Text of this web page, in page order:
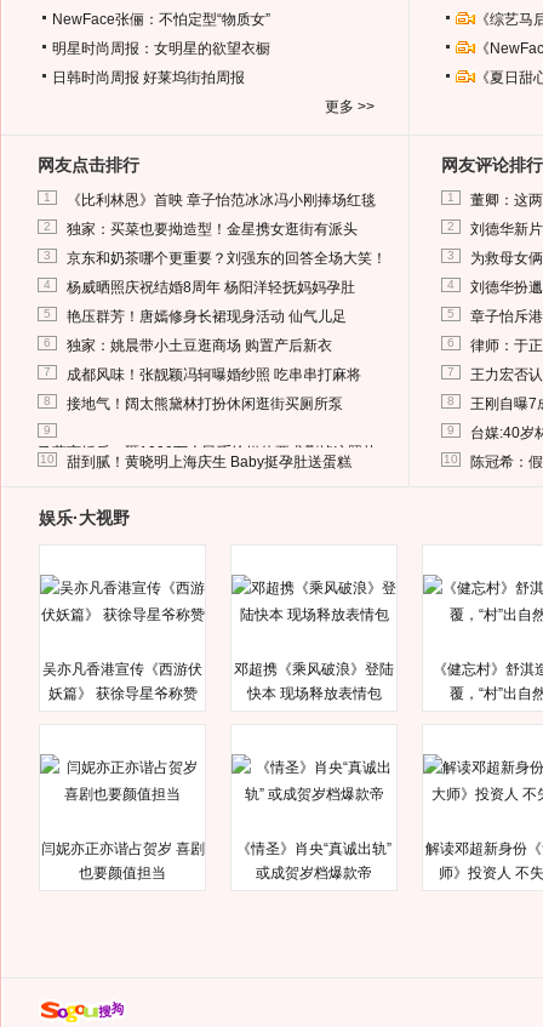
NewFace张俪：不怕定型“物质女”
明星时尚周报：女明星的欲望衣橱
日韩时尚周报 好莱坞街拍周报
更多 >>
《综艺
《
《夏日
网友点击排行
1 《比利林恩》首映 章子怡范冰冰冯小刚捧场红毯
2 独家：买菜也要拗造型！金星携女逛街有派头
3 京东和奶茶哪个更重要？刘强东的回答全场大笑！
4 杨威晒照庆祝结婚8周年 杨阳洋轻抚妈妈孕肚
5 艳压群芳！唐嫣修身长裙现身活动 仙气儿足
6 独家：姚晨带小土豆逛商场 购置产后新衣
7 成都风味！张靓颖冯轲曝婚纱照 吃串串打麻将
8 接地气！阔太熊黛林打扮休闲逛街买厕所泵
9
马蓉离婚后，砸1000万人民币给媒体要求删掉这照片
10 甜到腻！黄晓明上海庆生 Baby挺孕肚送蛋糕
网友评论排行
1 董卿：这
2 刘德华新
3 为救母女
4 刘德华扮
5 章子怡斥
6 律师：于
7 王力宏否
8 王刚自曝7
9 台媒:40岁
10 陈冠希：
娱乐·大视野
吴亦凡香港宣传《西游伏
妖篇》 获徐导星爷称赞
邓超携《乘风破浪》登陆
快本 现场释放表情包
《健忘村》舒淇
覆，“村”出自
闫妮亦正亦谐占贺岁 喜剧
也要颜值担当
《情圣》肖央“真诚出轨”
或成贺岁档爆款帝
解读邓超新身份
师》投资人 不